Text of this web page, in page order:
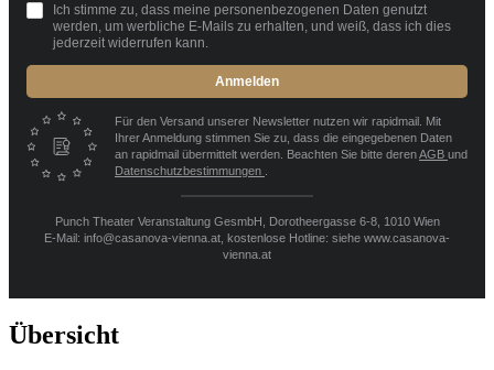
Ich stimme zu, dass meine personenbezogenen Daten genutzt
werden, um werbliche E-Mails zu erhalten, und weiß, dass ich dies
jederzeit widerrufen kann.
Anmelden
Für den Versand unserer Newsletter nutzen wir rapidmail. Mit
Ihrer Anmeldung stimmen Sie zu, dass die eingegebenen Daten
an rapidmail übermittelt werden. Beachten Sie bitte derenAGB und
Datenschutzbestimmungen
Punch Theater Veranstaltung GesmbH, Dorotheergasse 6-8, 1010 Wien
E-Mail: info@casanova-vienna.at, kostenlose Hotline: siehe www.casanova-
vienna.at
Übersicht